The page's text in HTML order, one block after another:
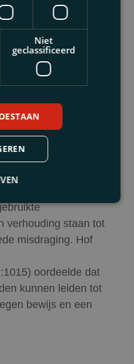
en
‘Volkskrant-zaak’
leidde een
tot een
Amsterdam
benadrukte
een onafhankelijk
verhouding staan tot
misdraging. Hof
oordeelde dat
kunnen leiden tot
bewijs en een
Niet
geclassificeerd